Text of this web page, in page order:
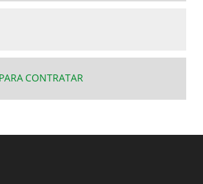
PARA CONTRATAR